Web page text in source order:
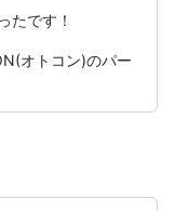
たです！
オトコン)のパー